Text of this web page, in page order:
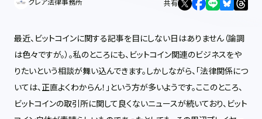
クレア法律事務所 共有
最近、ビットコインに関する記事を目にしない日はありません（論調
は色々ですが。）。私のところにも、ビットコイン関連のビジネスをや
りたいという相談が舞い込んできます。しかしながら、「法律関係につ
いては、正直よくわからん！」という方が多いようです。ここのところ、
ビットコインの取引所に関して良くないニュースが続いており、ビット